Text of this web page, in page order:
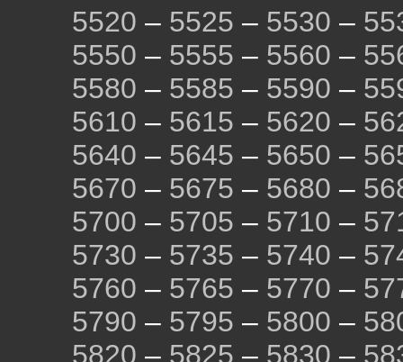
5520 – 5525 – 5530 –
5550 – 5555 – 5560 –
5580 – 5585 – 5590 –
5610 – 5615 – 5620 –
5640 – 5645 – 5650 –
5670 – 5675 – 5680 –
5700 – 5705 – 5710 –
5730 – 5735 – 5740 –
5760 – 5765 – 5770 –
5790 – 5795 – 5800 –
5820 – 5825 – 5830 –